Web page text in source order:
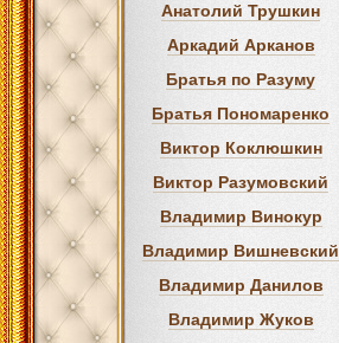
Анатолий Трушкин
Аркадий Арканов
Братья по Разуму
Братья Пономаренко
Виктор Коклюшкин
Виктор Разумовский
Владимир Винокур
Владимир Вишневский
Владимир Данилов
Владимир Жуков